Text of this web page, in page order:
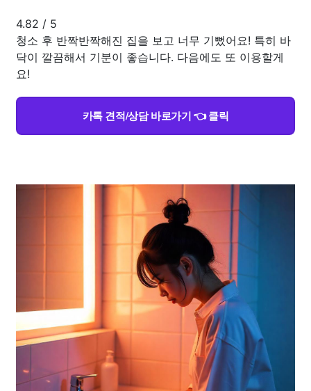
4.82 / 5
청소 후 반짝반짝해진 집을 보고 너무 기뻤어요! 특히 바
닥이 깔끔해서 기분이 좋습니다. 다음에도 또 이용할게
요!
카톡 견적/상담 바로가기 👈 클릭